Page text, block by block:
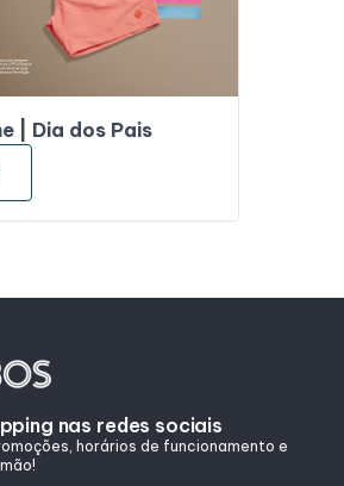
| Dia dos Pais
nas redes sociais
horários de funcionamento e